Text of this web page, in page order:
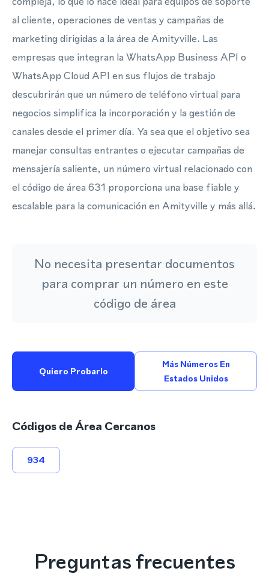
al cliente, operaciones de ventas y campañas de
marketing dirigidas a la área de Amityville. Las
empresas que integran la WhatsApp Business API o
WhatsApp Cloud API en sus flujos de trabajo
descubrirán que un número de teléfono virtual para
negocios simplifica la incorporación y la gestión de
canales desde el primer día. Ya sea que el objetivo sea
manejar consultas entrantes o ejecutar campañas de
mensajería saliente, un número virtual relacionado con
el código de área 631 proporciona una base fiable y
escalable para la comunicación en Amityville y más allá.
No necesita presentar documentos
para comprar un número en este
código de área
Quiero Probarlo
Más Números En
Estados Unidos
Códigos de Área Cercanos
934
Preguntas frecuentes